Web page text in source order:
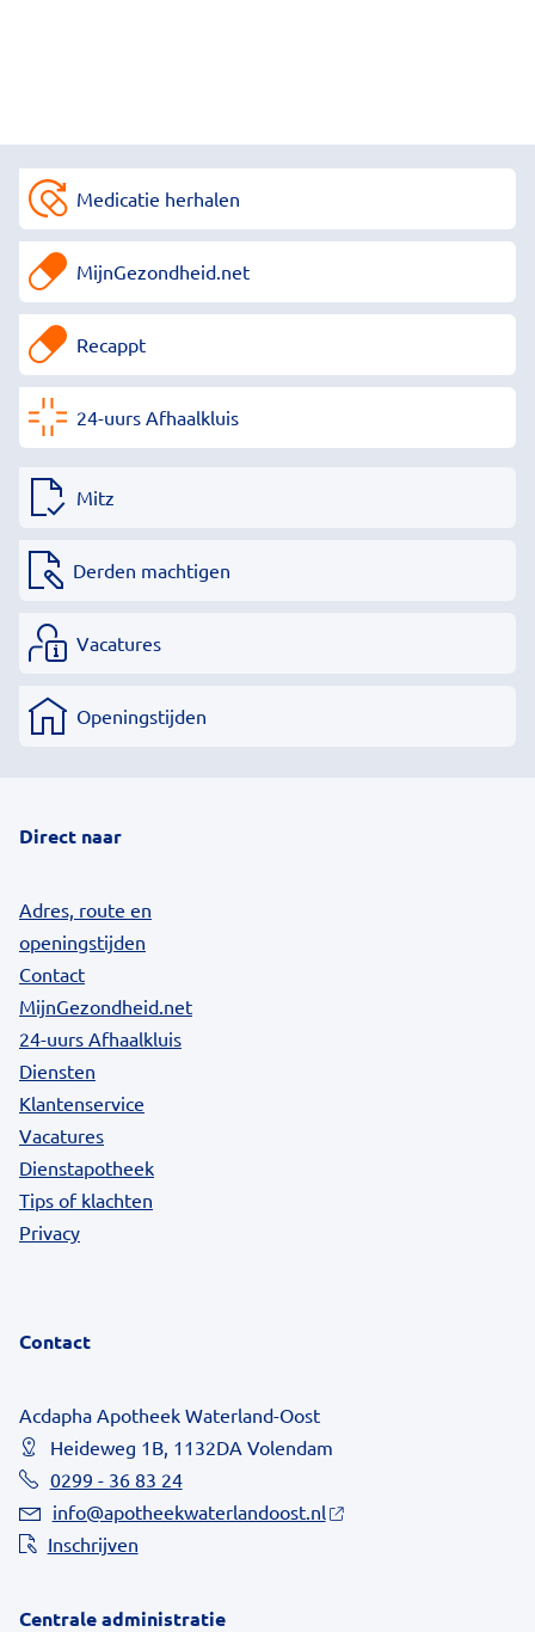
Medicatie herhalen
MijnGezondheid.net
Recappt
24-uurs Afhaalkluis
Mitz
Derden machtigen
Vacatures
Openingstijden
Direct naar
Adres, route en
openingstijden
Contact
MijnGezondheid.net
24-uurs Afhaalkluis
Diensten
Klantenservice
Vacatures
Dienstapotheek
Tips of klachten
Privacy
Contact
Acdapha Apotheek Waterland-Oost
Heideweg 1B, 1132DA Volendam
0299 - 36 83 24
info@apotheekwaterlandoost.nl
Inschrijven
Centrale administratie